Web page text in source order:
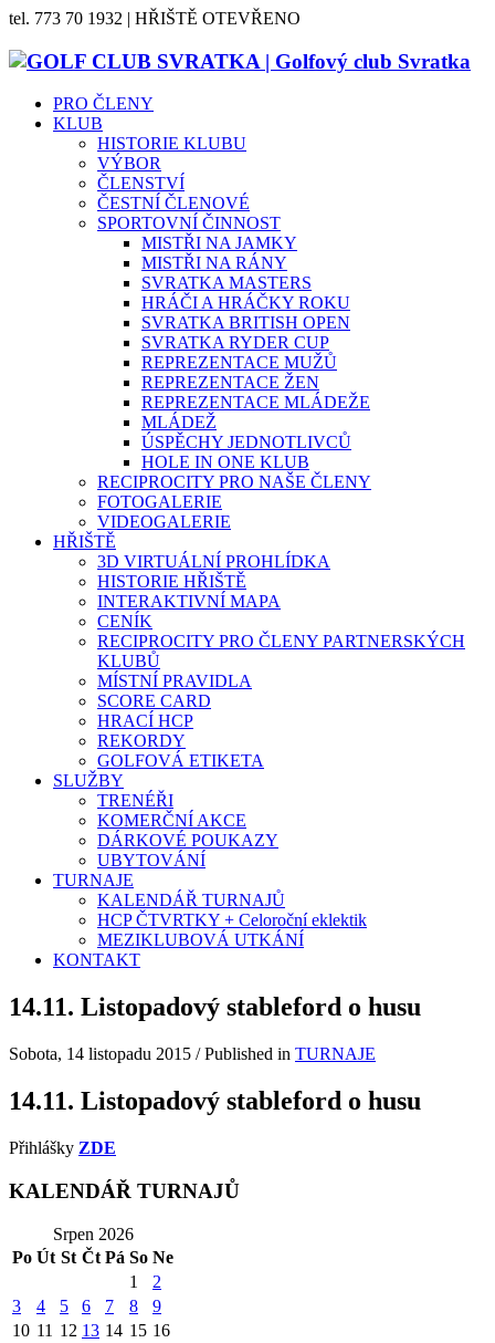
tel. 773 70 1932 | HŘIŠTĚ OTEVŘENO
PRO ČLENY
KLUB
HISTORIE KLUBU
VÝBOR
ČLENSTVÍ
ČESTNÍ ČLENOVÉ
SPORTOVNÍ ČINNOST
MISTŘI NA JAMKY
MISTŘI NA RÁNY
SVRATKA MASTERS
HRÁČI A HRÁČKY ROKU
SVRATKA BRITISH OPEN
SVRATKA RYDER CUP
REPREZENTACE MUŽŮ
REPREZENTACE ŽEN
REPREZENTACE MLÁDEŽE
MLÁDEŽ
ÚSPĚCHY JEDNOTLIVCŮ
HOLE IN ONE KLUB
RECIPROCITY PRO NAŠE ČLENY
FOTOGALERIE
VIDEOGALERIE
HŘIŠTĚ
3D VIRTUÁLNÍ PROHLÍDKA
HISTORIE HŘIŠTĚ
INTERAKTIVNÍ MAPA
CENÍK
RECIPROCITY PRO ČLENY PARTNERSKÝCH
KLUBŮ
MÍSTNÍ PRAVIDLA
SCORE CARD
HRACÍ HCP
REKORDY
GOLFOVÁ ETIKETA
SLUŽBY
TRENÉŘI
KOMERČNÍ AKCE
DÁRKOVÉ POUKAZY
UBYTOVÁNÍ
TURNAJE
KALENDÁŘ TURNAJŮ
HCP ČTVRTKY + Celoroční eklektik
MEZIKLUBOVÁ UTKÁNÍ
KONTAKT
14.11. Listopadový stableford o husu
Sobota, 14 listopadu 2015 /Published in TURNAJE
14.11. Listopadový stableford o husu
Přihlášky ZDE
KALENDÁŘ TURNAJŮ
Srpen 2026
Po Út St Čt Pá So Ne
1
2
3
4 5 6 7 8
9
10 11 12 13 14 15 16